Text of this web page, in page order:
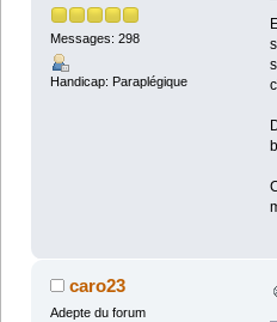
Messages: 298
Handicap: Paraplégique
caro23
Adepte du forum